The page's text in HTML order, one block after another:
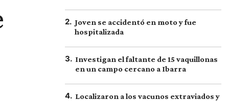
2. Joven se accidentó en moto y fue
hospitalizada
3. Investigan el faltante de 15 vaquillonas
en un campo cercano a Ibarra
4. Localizaron a los vacunos extraviados y